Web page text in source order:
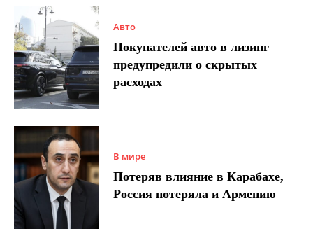
Авто
Покупателей авто в лизинг
предупредили о скрытых
расходах
В мире
Потеряв влияние в Карабахе,
Россия потеряла и Армению